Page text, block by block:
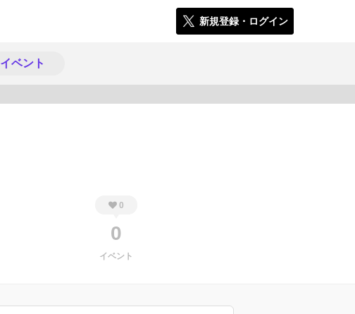
新規登録・ログイン
イベント
0
0
イベント